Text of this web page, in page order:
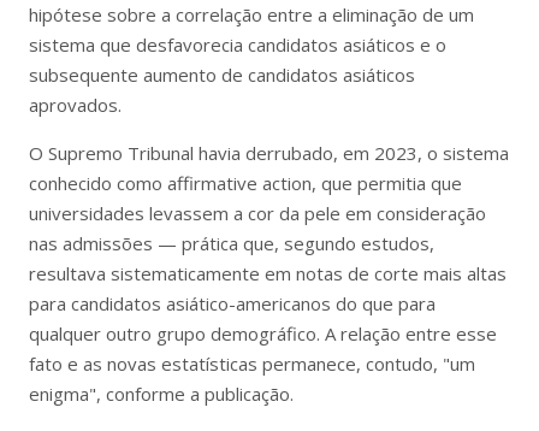
hipótese sobre a correlação entre a eliminação de um
sistema que desfavorecia candidatos asiáticos e o
subsequente aumento de candidatos asiáticos
aprovados.
O Supremo Tribunal havia derrubado, em 2023, o sistema
conhecido como affirmative action, que permitia que
universidades levassem a cor da pele em consideração
nas admissões — prática que, segundo estudos,
resultava sistematicamente em notas de corte mais altas
para candidatos asiático-americanos do que para
qualquer outro grupo demográfico. A relação entre esse
fato e as novas estatísticas permanece, contudo, "um
enigma", conforme a publicação.